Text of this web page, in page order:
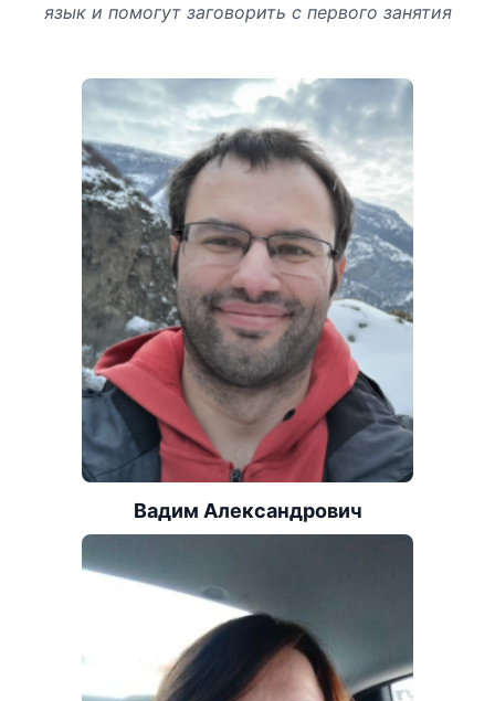
язык и помогут заговорить с первого занятия
Вадим Александрович